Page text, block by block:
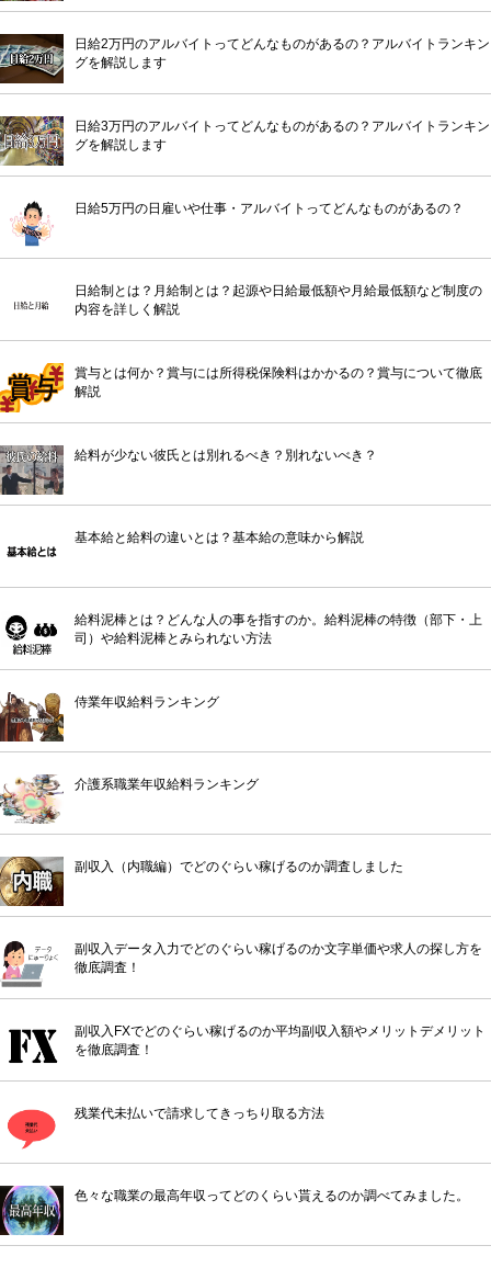
日給2万円のアルバイトってどんなものがあるの？アルバイトランキン
グを解説します
日給3万円のアルバイトってどんなものがあるの？アルバイトランキン
グを解説します
日給5万円の日雇いや仕事・アルバイトってどんなものがあるの？
日給制とは？月給制とは？起源や日給最低額や月給最低額など制度の
内容を詳しく解説
賞与とは何か？賞与には所得税保険料はかかるの？賞与について徹底
解説
給料が少ない彼氏とは別れるべき？別れないべき？
基本給と給料の違いとは？基本給の意味から解説
給料泥棒とは？どんな人の事を指すのか。給料泥棒の特徴（部下・上
司）や給料泥棒とみられない方法
侍業年収給料ランキング
介護系職業年収給料ランキング
副収入（内職編）でどのぐらい稼げるのか調査しました
副収入データ入力でどのぐらい稼げるのか文字単価や求人の探し方を
徹底調査！
副収入FXでどのぐらい稼げるのか平均副収入額やメリットデメリット
を徹底調査！
残業代未払いで請求してきっちり取る方法
色々な職業の最高年収ってどのくらい貰えるのか調べてみました。